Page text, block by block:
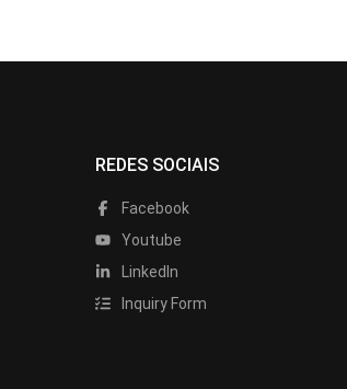
REDES SOCIAIS
Facebook
Youtube
LinkedIn
Inquiry Form